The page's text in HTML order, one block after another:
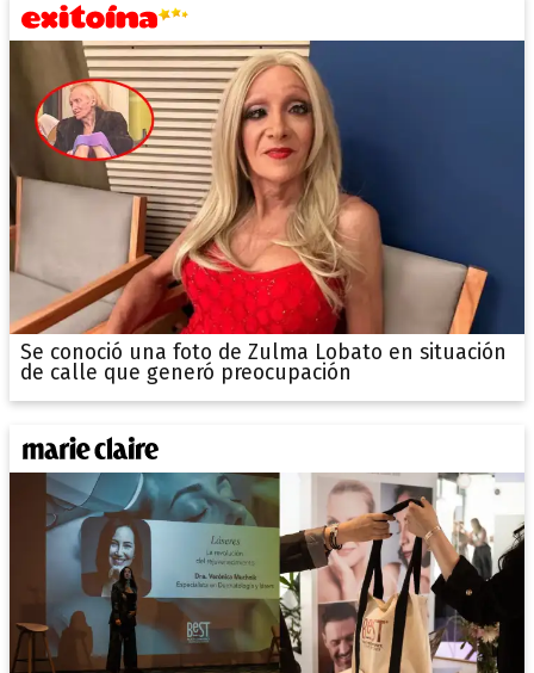
Se conoció una foto de Zulma Lobato en situación
de calle que generó preocupación